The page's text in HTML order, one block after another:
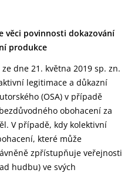
věci povinnosti dokazování
produkce
ze dne 21. května 2019 sp. zn.
legitimace a důkazní
(OSA) v případě
obohacení za
V případě, kdy kolektivní
které může
zpřístupňuje veřejnosti
hudbu) ve svých